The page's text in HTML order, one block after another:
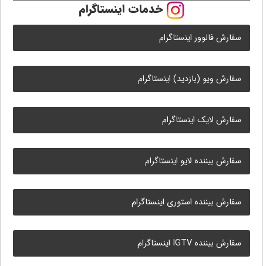
خدمات اینستاگرام
سفارش فالوور اینستاگرام
سفارش ویو (بازدید) اینستاگرام
سفارش لایک اینستاگرام
سفارش بیننده لایو اینستاگرام
سفارش بیننده استوری اینستاگرام
سفارش بیننده IGTV اینستاگرام